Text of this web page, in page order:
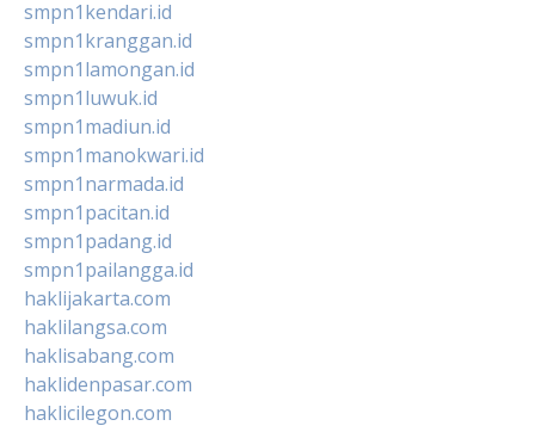
smpn1kendari.id
smpn1kranggan.id
smpn1lamongan.id
smpn1luwuk.id
smpn1madiun.id
smpn1manokwari.id
smpn1narmada.id
smpn1pacitan.id
smpn1padang.id
smpn1pailangga.id
haklijakarta.com
haklilangsa.com
haklisabang.com
haklidenpasar.com
haklicilegon.com